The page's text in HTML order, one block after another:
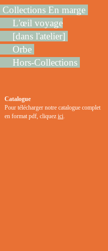
Collections En marge
L'œil voyage
[dans l'atelier]
Orbe
Hors-Collections
Catalogue
Pour télécharger notre catalogue complet
en format pdf, cliquez ici